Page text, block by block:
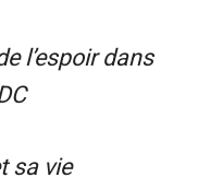
l’espoir dans
sa vie